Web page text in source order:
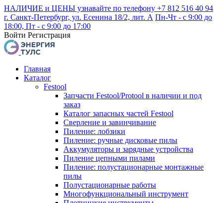
НАЛИЧИЕ и ЦЕНЫ узнавайте по телефону +7 812 516 40 94
г. Санкт-Петербург, ул. Есенина 18/2, лит. А Пн-Чт - с 9:00 до
18:00, Пт - с 9:00 до 17:00
Войти Регистрация
Главная
Каталог
Festool
Запчасти Festool/Protool в наличии и под
заказ
Каталог запасных частей Festool
Сверление и завинчивание
Пиление: лобзики
Пиление: ручные дисковые пилы
Аккумуляторы и зарядные устройства
Пиление цепными пилами
Пиление: полустационарные монтажные
пилы
Полустационарные работы
Многофункциональный инструмент